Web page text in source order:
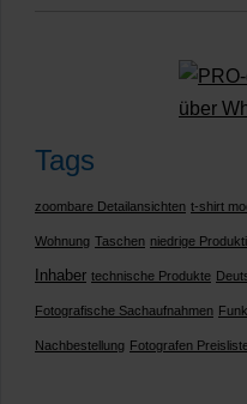
Tags
zoombare Detailansichten t-shirt
Wohnung Taschen niedrige
Inhaber technische Produkte
Fotografische Sachaufnahmen
Nachbestellung Fotografen